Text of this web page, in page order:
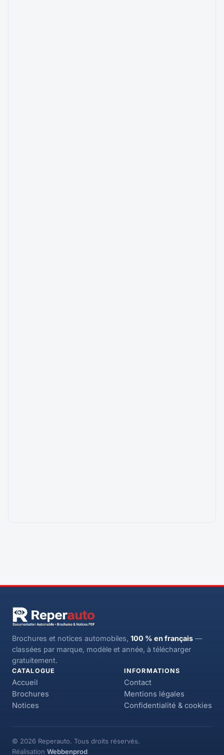
Brochures et notices automobiles, 100 % en français —
classées par marque, modèle et année, à télécharger
gratuitement.
CATALOGUE
Accueil
Brochures
Notices
INFORMATIONS
Contact
Mentions légales
Confidentialité & cookies
© 2026 Reperauto. Tous droits réservés.
Réalisation Webbenprod